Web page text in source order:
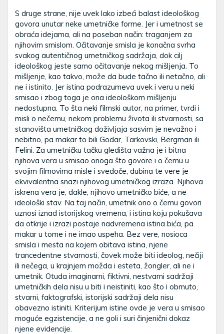
S druge strane, nije uvek lako izbeći balast ideološkog
govora unutar neke umetničke forme. Jer i umetnost se
obraća idejama, ali na poseban način: traganjem za
njihovim smislom. Očitavanje smisla je konačna svrha
svakog autentičnog umetničkog sadržaja, dok cilj
ideološkog jeste samo očitavanje nekog mišljenja. To
mišljenje, kao takvo, može da bude tačno ili netačno, ali
ne i istinito. Jer istina podrazumeva uvek i veru u neki
smisao i zbog toga je ona ideološkom mišljenju
nedostupna. To šta neki filmski autor, na primer, tvrdi i
misli o nečemu, nekom problemu života ili stvarnosti, sa
stanovišta umetničkog doživljaja sasvim je nevažno i
nebitno, pa makar to bili Godar, Tarkovski, Bergman ili
Felini. Za umetničku tačku gledišta važna je i bitna
njihova vera u smisao onoga što govore i o čemu u
svojim filmovima misle i svedoče, dubina te vere je
ekvivalentna snazi njihovog umetničkog izraza. Njihova
iskrena vera je, dakle, njihovo umetničko biće, a ne
ideološki stav. Na taj način, umetnik ono o čemu govori
uznosi iznad istorijskog vremena, i istina koju pokušava
da otkrije i izrazi postaje nadvremena istina bića, pa
makar u tome i ne imao uspeha. Bez vere, nosioca
smisla i mesta na kojem obitava istina, njene
trancedentne stvarnosti, čovek može biti ideolog, nečiji
ili nečega, u krajnjem možda i esteta, žongler, ali ne i
umetnik. Otuda imaginarni, fiktivni, nestvarni sadržaji
umetničkih dela nisu u biti i neistiniti, kao što i obrnuto,
stvarni, faktografski, istorijski sadržaji dela nisu
obavezno istiniti. Kriterijum istine ovde je vera u smisao
moguće egzistencije, a ne goli i suri činjenični dokaz
njene evidencije.